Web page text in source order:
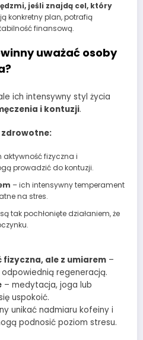
jeśli znajdą cel, który
konkretny plan, potrafią
finansową.
uważać osoby
ich intensywny styl życia
i kontuzji.
zdrowotne:
fizyczna i
prowadzić do kontuzji.
– ich intensywny temperament
na stres.
tak pochłonięte działaniem, że
ale z umiarem –
regeneracją.
– medytacja, joga lub
uspokoić.
unikać nadmiaru kofeiny i
podnosić poziom stresu.